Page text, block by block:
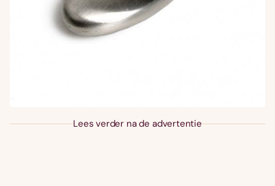
Lees verder na de advertentie